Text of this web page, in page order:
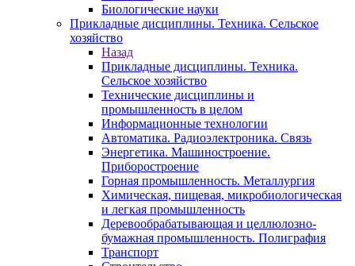
Биологические науки
Прикладные дисциплины. Техника. Сельское
хозяйство
Назад
Прикладные дисциплины. Техника.
Сельское хозяйство
Технические дисциплины и
промышленность в целом
Информационные технологии
Автоматика. Радиоэлектроника. Связь
Энергетика. Машиностроение.
Приборостроение
Горная промышленность. Металлургия
Химическая, пищевая, микробиологическая
и легкая промышленность
Деревообрабатывающая и целлюлозно-
бумажная промышленность. Полиграфия
Транспорт